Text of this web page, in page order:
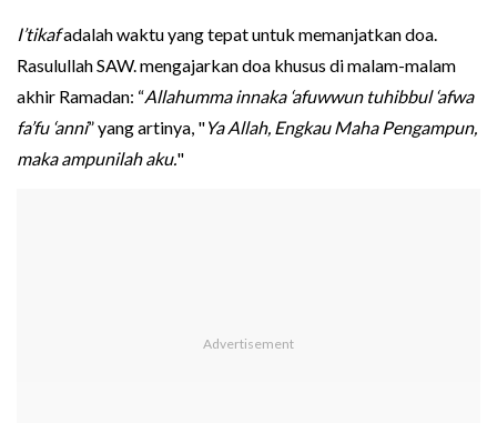
I’tikafadalah waktu yang tepat untuk memanjatkan doa.
Rasulullah SAW. mengajarkan doa khusus di malam-malam
akhir Ramadan: “Allahumma innaka ‘afuwwun tuhibbul ‘afwa
fa’fu ‘anni” yang artinya, "Ya Allah, Engkau Maha Pengampun,
maka ampunilah aku."